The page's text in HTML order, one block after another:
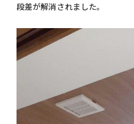
段差が解消されました。